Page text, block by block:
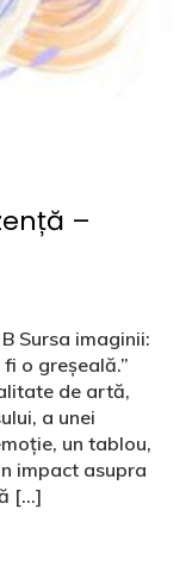
–
Sursa imaginii:
o greșeală.”
de artă,
a unei
un tablou,
impact asupra
[…]